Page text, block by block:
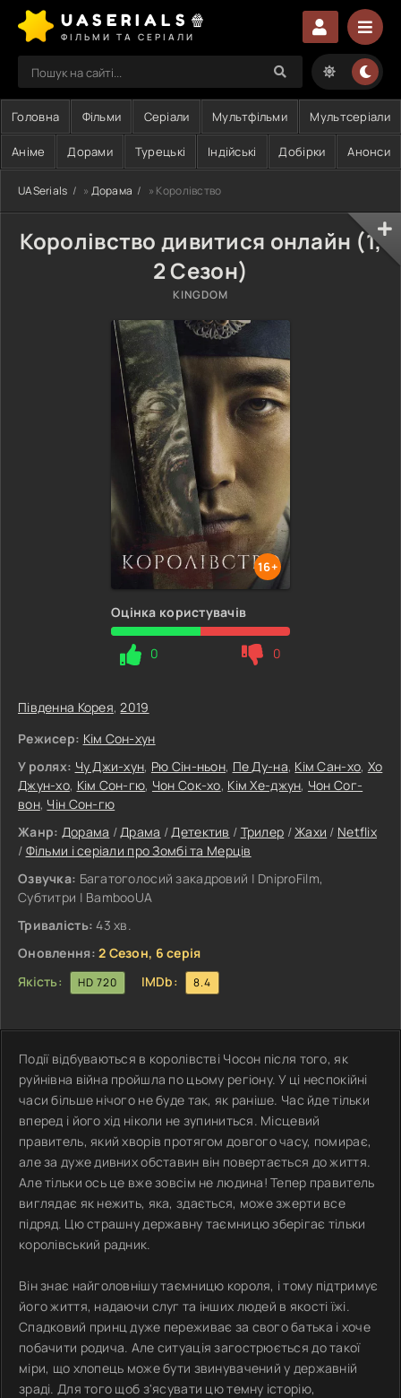
UASERIALS🍿
ФІЛЬМИ ТА СЕРІАЛИ
Головна Фільми Серіали Мультфільми Мультсеріали
Аніме Дорами Турецькі Індійські Добірки Анонси
UASerials » Дорама » Королівство
Королівство дивитися онлайн (1,
2 Сезон)
KINGDOM
16+
Оцінка користувачів
0 0
Південна Корея,2019
Режисер: Кім Сон-хун
У ролях: Чу Джи-хун, Рю Сін-ньон, Пе Ду-на, Кім Сан-хо, Хо
Джун-хо, Кім Сон-гю, Чон Сок-хо, Кім Хе-джун, Чон Сог-
вон, Чін Сон-гю
Жанр: Дорама /Драма /Детектив / Трилер /Жахи / Netflix
/ Фільми і серіали про Зомбі та Мерців
Озвучка: Багатоголосий закадровий | DniproFilm,
Субтитри | BambooUA
Тривалість: 43 хв.
Оновлення: 2 Сезон, 6 серія
Якість:
HD 720 IMDb: 8.4
Події відбуваються в королівстві Чосон після того, як
руйнівна війна пройшла по цьому регіону. У ці неспокійні
часи більше нічого не буде так, як раніше. Час йде тільки
вперед і його хід ніколи не зупиниться. Місцевий
правитель, який хворів протягом довгого часу, помирає,
але за дуже дивних обставин він повертається до життя.
Але тільки ось це вже зовсім не людина! Тепер правитель
виглядає як нежить, яка, здається, може зжерти все
підряд. Цю страшну державну таємницю зберігає тільки
королівський радник.
Він знає найголовнішу таємницю короля, і тому підтримує
його життя, надаючи слуг та інших людей в якості їжі.
Спадковий принц дуже переживає за свого батька і хоче
побачити родича. Але ситуація загострюється до такої
міри, що хлопець може бути звинувачений у державній
зраді. Для того щоб з'ясувати цю темну історію,